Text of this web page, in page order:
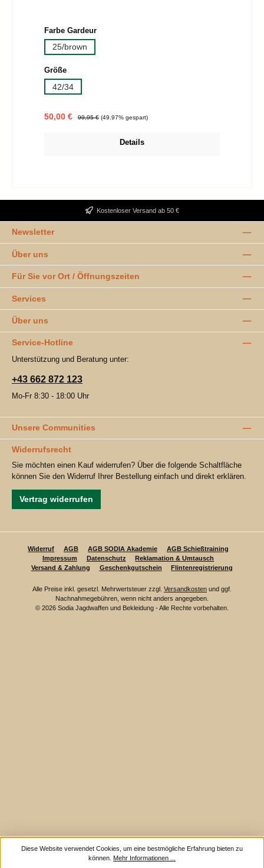
Farbe Gardeurauswählen
25/brown
Größeauswählen
42/34
Verkaufspreis:
50,00 € Regulärer Preis:
99,95 € (49.97% gespart)
Details
Kostenloser Versand ab 50 €
Newsletter
Über uns
Für Sie vor Ort / Öffnungszeiten
Services
Über uns
Service-Hotline
Unterstützung und Beratung unter:
+43 662 872 123
Mo-Fr 8:30 - 18:00 Uhr
Unsere Communities
Widerrufsrecht
Sie möchten einen Kauf widerrufen? Über die folgende Schaltfläche
können Sie den Widerruf Ihrer Bestellung einfach und direkt erklären.
Vertrag widerrufen
Widerruf AGB AGB SODIA Akademie
AGB Schießtraining
Impressum
Datenschutz
Reklamation & Umtausch
Versand & Zahlung
Geschenkgutschein Flintenregistrierung
Alle Preise inkl. gesetzl. Mehrwertsteuer zzgl. Versandkosten und ggf.
Nachnahmegebühren, wenn nicht anders angegeben.
© 2026 Sodia Jagdwaffen und Bekleidung - Alle Rechte vorbehalten.
Diese Website verwendet Cookies, um eine bestmögliche Erfahrung bieten zu
können. Mehr Informationen ...